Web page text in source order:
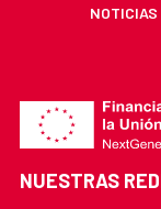
NOTICIAS
NUESTRAS